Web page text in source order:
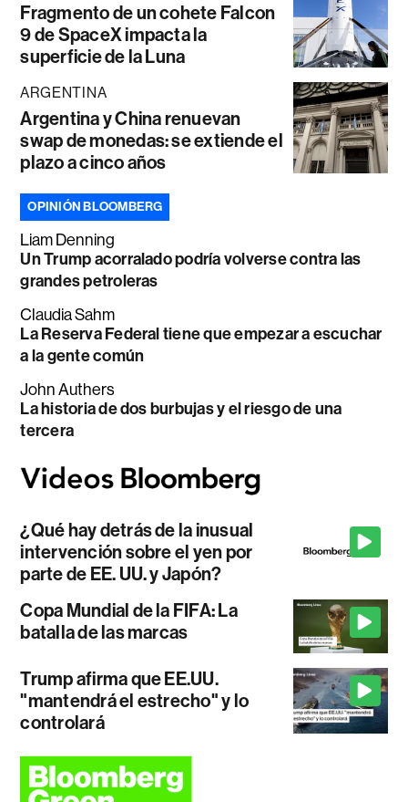
Fragmento de un cohete Falcon
9 de SpaceX impacta la
superficie de la Luna
ARGENTINA
Argentina y China renuevan
swap de monedas: se extiende el
plazo a cinco años
OPINIÓN BLOOMBERG
Liam Denning
Un Trump acorralado podría volverse contra las
grandes petroleras
Claudia Sahm
La Reserva Federal tiene que empezar a escuchar
a la gente común
John Authers
La historia de dos burbujas y el riesgo de una
tercera
¿Qué hay detrás de la inusual
intervención sobre el yen por
parte de EE. UU. y Japón?
Copa Mundial de la FIFA: La
batalla de las marcas
Trump afirma que EE.UU.
"mantendrá el estrecho" y lo
controlará